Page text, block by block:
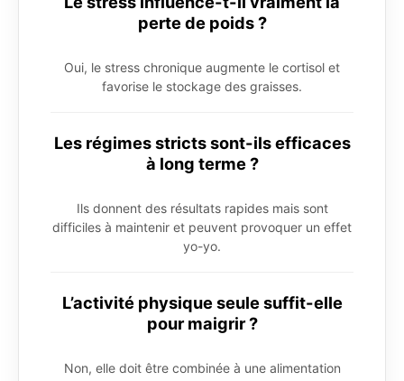
perte de poids ?
Oui, le stress chronique augmente le cortisol et
favorise le stockage des graisses.
Les régimes stricts sont-ils efficaces
à long terme ?
Ils donnent des résultats rapides mais sont
difficiles à maintenir et peuvent provoquer un effet
yo-yo.
L’activité physique seule suffit-elle
pour maigrir ?
Non, elle doit être combinée à une alimentation